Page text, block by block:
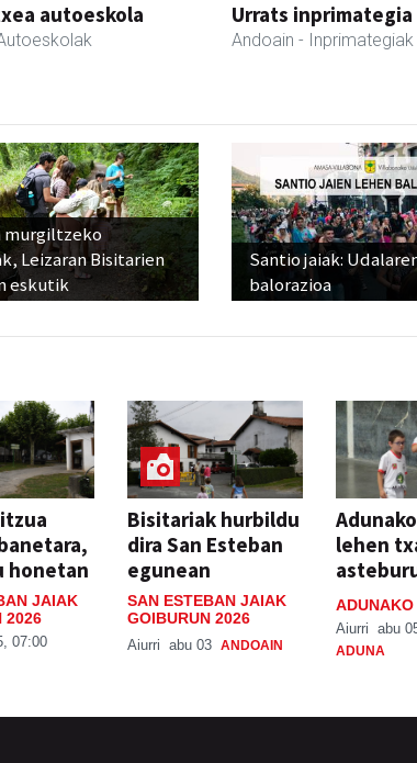
autoeskola Urrats inprimategia
Andoain - Inprimategiak
murgiltzeko
Leizaran Bisitarien
eskutik
Santio jaiak:
balorazioa
honetan
JAIAK
2026
07:00
Bisitariak hurbildu
dira San Esteban
egunean
SAN ESTEBAN JAIAK
GOIBURUN 2026
Aiurri abu 03 ANDOAIN
lehen
Aiurri abu
ADUNA